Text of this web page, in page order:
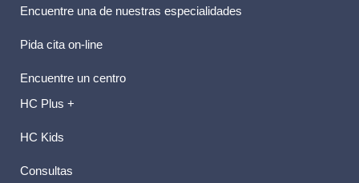
Encuentre una de nuestras especialidades
Pida cita on-line
Encuentre un centro
HC Plus +
HC Kids
Consultas